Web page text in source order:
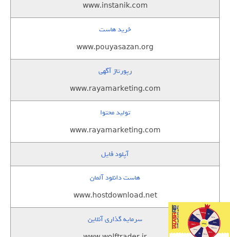
www.instanik.com
خرید هاست
www.pouyasazan.org
رپورتاژ آگهی
www.rayamarketing.com
تولید محتوا
www.rayamarketing.com
آپلود فایل
هاست دانلود آلمان
www.hostdownload.net
سرمایه گذاری آنلاین